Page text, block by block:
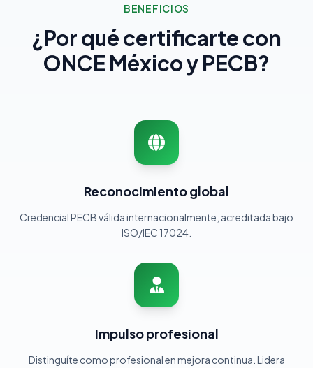
BENEFICIOS
¿Por qué certificarte con
ONCE México y PECB?
Reconocimiento global
Credencial PECB válida internacionalmente, acreditada bajo
ISO/IEC 17024.
Impulso profesional
Distinguíte como profesional en mejora continua. Lidera